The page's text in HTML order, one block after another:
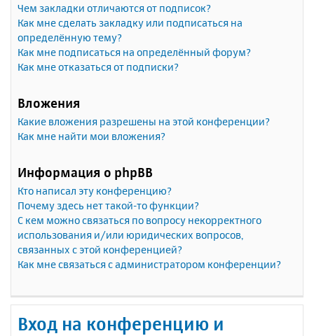
Чем закладки отличаются от подписок?
Как мне сделать закладку или подписаться на
определённую тему?
Как мне подписаться на определённый форум?
Как мне отказаться от подписки?
Вложения
Какие вложения разрешены на этой конференции?
Как мне найти мои вложения?
Информация о phpBB
Кто написал эту конференцию?
Почему здесь нет такой-то функции?
С кем можно связаться по вопросу некорректного
использования и/или юридических вопросов,
связанных с этой конференцией?
Как мне связаться с администратором конференции?
Вход на конференцию и